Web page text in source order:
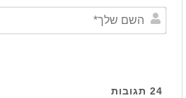
24 תגובות